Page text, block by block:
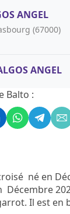
né en
Décembre
Il est en
ANGEL
(67000)
ANGEL
Balto :